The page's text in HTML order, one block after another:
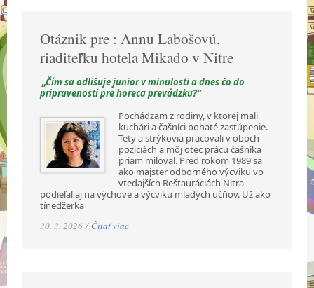
Otáznik pre : Annu Labošovú,
riaditeľku hotela Mikado v Nitre
„Čím sa odlišuje junior v minulosti a dnes čo do
pripravenosti pre horeca prevádzku?“
Pochádzam z rodiny, v ktorej mali
kuchári a čašníci bohaté zastúpenie.
Tety a strýkovia pracovali v oboch
pozíciách a môj otec prácu čašníka
priam miloval. Pred rokom 1989 sa
ako majster odborného výcviku vo
vtedajších Reštauráciách Nitra
podieľal aj na výchove a výcviku mladých učňov. Už ako
tínedžerka
30. 3. 2026 / Čítať viac